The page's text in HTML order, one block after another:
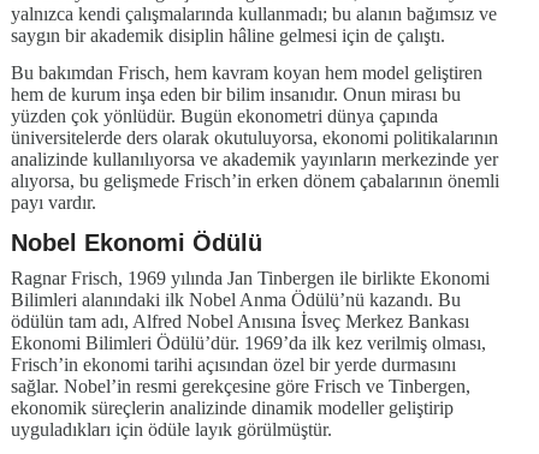
yalnızca kendi çalışmalarında kullanmadı; bu alanın bağımsız ve
saygın bir akademik disiplin hâline gelmesi için de çalıştı.
Bu bakımdan Frisch, hem kavram koyan hem model geliştiren
hem de kurum inşa eden bir bilim insanıdır. Onun mirası bu
yüzden çok yönlüdür. Bugün ekonometri dünya çapında
üniversitelerde ders olarak okutuluyorsa, ekonomi politikalarının
analizinde kullanılıyorsa ve akademik yayınların merkezinde yer
alıyorsa, bu gelişmede Frisch’in erken dönem çabalarının önemli
payı vardır.
Nobel Ekonomi Ödülü
Ragnar Frisch, 1969 yılında Jan Tinbergen ile birlikte Ekonomi
Bilimleri alanındaki ilk Nobel Anma Ödülü’nü kazandı. Bu
ödülün tam adı, Alfred Nobel Anısına İsveç Merkez Bankası
Ekonomi Bilimleri Ödülü’dür. 1969’da ilk kez verilmiş olması,
Frisch’in ekonomi tarihi açısından özel bir yerde durmasını
sağlar. Nobel’in resmi gerekçesine göre Frisch ve Tinbergen,
ekonomik süreçlerin analizinde dinamik modeller geliştirip
uyguladıkları için ödüle layık görülmüştür.